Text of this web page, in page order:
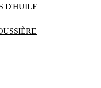
D'HUILE